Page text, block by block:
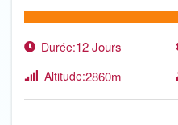
Durée:12 Jours
Altitude:2860m